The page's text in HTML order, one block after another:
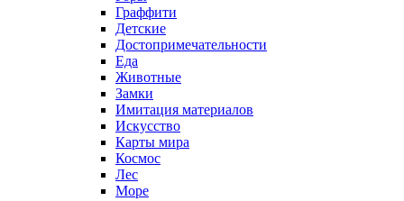
Граффити
Детские
Достопримечательности
Еда
Животные
Замки
Имитация материалов
Искусство
Карты мира
Космос
Лес
Море